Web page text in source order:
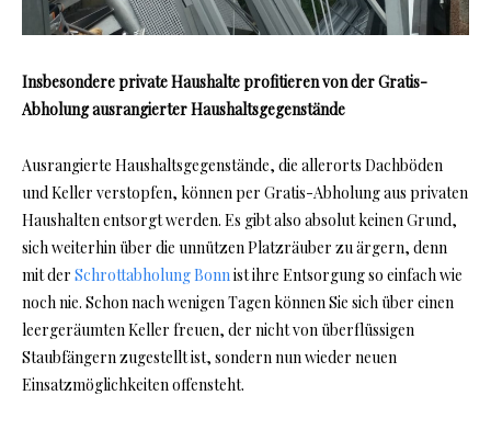
Insbesondere private Haushalte profitieren von der Gratis-
Abholung ausrangierter Haushaltsgegenstände
Ausrangierte Haushaltsgegenstände, die allerorts Dachböden
und Keller verstopfen, können per Gratis-Abholung aus privaten
Haushalten entsorgt werden. Es gibt also absolut keinen Grund,
sich weiterhin über die unnützen Platzräuber zu ärgern, denn
mit der Schrottabholung Bonnist ihre Entsorgung so einfach wie
noch nie. Schon nach wenigen Tagen können Sie sich über einen
leergeräumten Keller freuen, der nicht von überflüssigen
Staubfängern zugestellt ist, sondern nun wieder neuen
Einsatzmöglichkeiten offensteht.